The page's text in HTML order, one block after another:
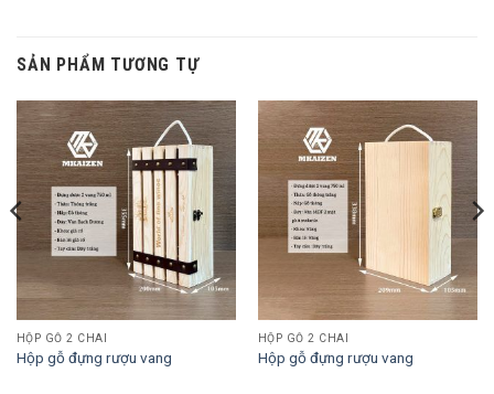
SẢN PHẨM TƯƠNG TỰ
HỘP GỖ 2 CHAI
Hộp gỗ đựng rượu vang
HỘP GỖ 2 CHAI
Hộp gỗ đựng rượu vang